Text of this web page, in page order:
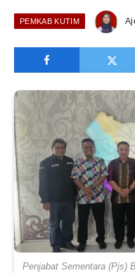
PEMKAB KUTIM
Penjabat Sementara (Pjs)